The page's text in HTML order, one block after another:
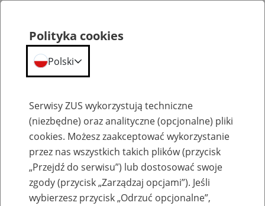
Szkolenia
Polityka cookies
Polski
Serwisy ZUS wykorzystują techniczne
(niezbędne) oraz analityczne (opcjonalne) pliki
cookies. Możesz zaakceptować wykorzystanie
przez nas wszystkich takich plików (przycisk
„Przejdź do serwisu”) lub dostosować swoje
zgody (przycisk „Zarządzaj opcjami”). Jeśli
wybierzesz przycisk „Odrzuć opcjonalne”,